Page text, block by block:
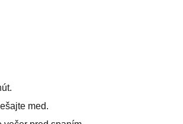
med.